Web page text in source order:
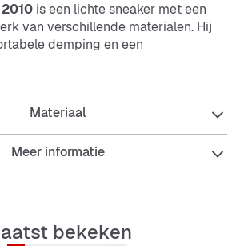
is een lichte sneaker met een
van verschillende materialen. Hij
demping en een
zool die duurzaam, slipvast en
wie op zoek is naar een stevige
schoen.
Materiaal
Meer informatie
bekeken